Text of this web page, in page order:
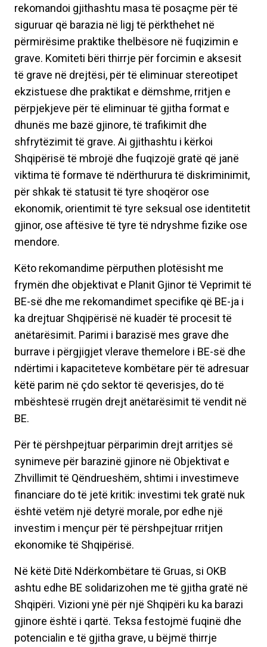
rekomandoi gjithashtu masa të posaçme për të
siguruar që barazia në ligj të përkthehet në
përmirësime praktike thelbësore në fuqizimin e
grave. Komiteti bëri thirrje për forcimin e aksesit
të grave në drejtësi, për të eliminuar stereotipet
ekzistuese dhe praktikat e dëmshme, rritjen e
përpjekjeve për të eliminuar të gjitha format e
dhunës me bazë gjinore, të trafikimit dhe
shfrytëzimit të grave. Ai gjithashtu i kërkoi
Shqipërisë të mbrojë dhe fuqizojë gratë që janë
viktima të formave të ndërthurura të diskriminimit,
për shkak të statusit të tyre shoqëror ose
ekonomik, orientimit të tyre seksual ose identitetit
gjinor, ose aftësive të tyre të ndryshme fizike ose
mendore.
Këto rekomandime përputhen plotësisht me
frymën dhe objektivat e Planit Gjinor të Veprimit të
BE-së dhe me rekomandimet specifike që BE-ja i
ka drejtuar Shqipërisë në kuadër të procesit të
anëtarësimit. Parimi i barazisë mes grave dhe
burrave i përgjigjet vlerave themelore i BE-së dhe
ndërtimi i kapaciteteve kombëtare për të adresuar
këtë parim në çdo sektor të qeverisjes, do të
mbështesë rrugën drejt anëtarësimit të vendit në
BE.
Për të përshpejtuar përparimin drejt arritjes së
synimeve për barazinë gjinore në Objektivat e
Zhvillimit të Qëndrueshëm, shtimi i investimeve
financiare do të jetë kritik: investimi tek gratë nuk
është vetëm një detyrë morale, por edhe një
investim i mençur për të përshpejtuar rritjen
ekonomike të Shqipërisë.
Në këtë Ditë Ndërkombëtare të Gruas, si OKB
ashtu edhe BE solidarizohen me të gjitha gratë në
Shqipëri. Vizioni ynë për një Shqipëri ku ka barazi
gjinore është i qartë. Teksa festojmë fuqinë dhe
potencialin e të gjitha grave, u bëjmë thirrje